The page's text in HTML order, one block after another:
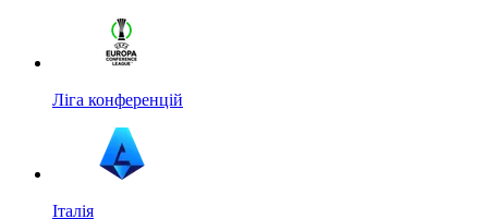
Ліга конференцій
Італія